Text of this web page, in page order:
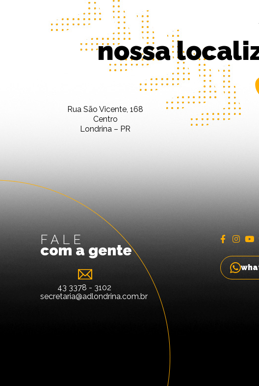
nossa
Rua São Vicente, 168
Centro
Londrina – PR
FALE
com a gente
43 3378 - 3102
secretaria@adlondrina.com.br